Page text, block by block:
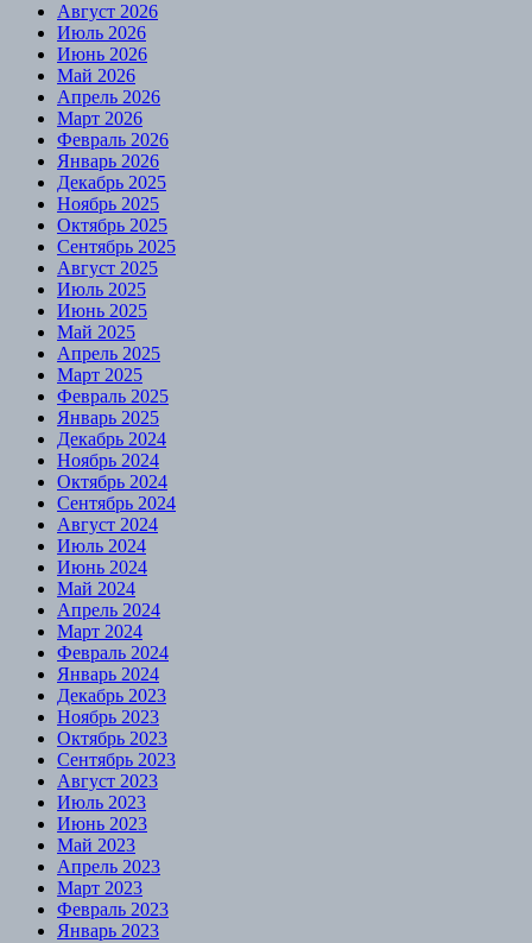
Август 2026
Июль 2026
Июнь 2026
Май 2026
Апрель 2026
Март 2026
Февраль 2026
Январь 2026
Декабрь 2025
Ноябрь 2025
Октябрь 2025
Сентябрь 2025
Август 2025
Июль 2025
Июнь 2025
Май 2025
Апрель 2025
Март 2025
Февраль 2025
Январь 2025
Декабрь 2024
Ноябрь 2024
Октябрь 2024
Сентябрь 2024
Август 2024
Июль 2024
Июнь 2024
Май 2024
Апрель 2024
Март 2024
Февраль 2024
Январь 2024
Декабрь 2023
Ноябрь 2023
Октябрь 2023
Сентябрь 2023
Август 2023
Июль 2023
Июнь 2023
Май 2023
Апрель 2023
Март 2023
Февраль 2023
Январь 2023